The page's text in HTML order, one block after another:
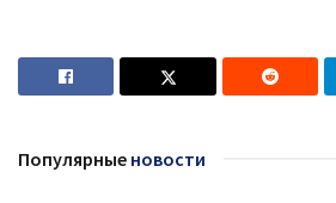
Популярные новости